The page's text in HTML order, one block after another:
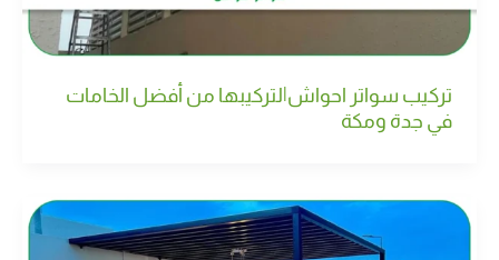
تركيب سواتر احواش|لتركيبها من أفضل الخامات
في جدة ومكة